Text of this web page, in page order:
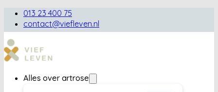
013 23 400 75
contact@viefleven.nl
Alles over artrose